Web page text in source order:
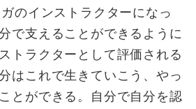
のインストラクターになっ
で支えることができるように
トラクターとして評価される
はこれで生きていこう、やっ
とができる。自分で自分を認